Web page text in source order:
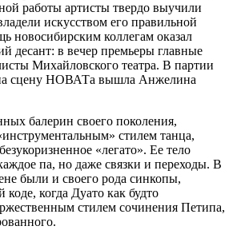
работы артисты твердо выучили
искусством его правильной
новосибирским коллегам оказал
десант: в вечер премьеры главные
Михайловского театра. В партии
сцену НОВАТа вышла Анжелина
балерин своего поколения,
стилем танца,
«легато». Ее тело
па, но даже связки и переходы. В
были и своего рода синкопы,
когда Дуато как будто
стилем сочинения Петипа,